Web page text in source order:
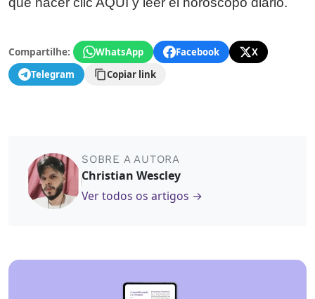
Compartilhe: WhatsApp Facebook
X
Telegram
Copiar link
SOBRE A AUTORA
Christian Wescley
Ver todos os artigos →